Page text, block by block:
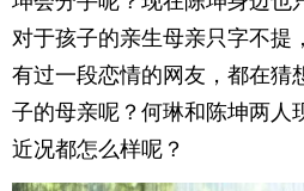
对于孩子的亲生母亲只字不提
有过一段恋情的网友，都在猜
子的母亲呢？何琳和陈坤两人
近况都怎么样呢？